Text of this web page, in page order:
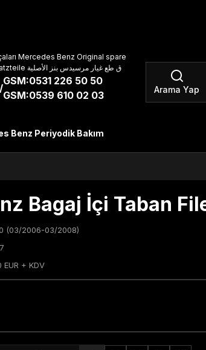
Mercedes Benz Original spare
parts Mercedes-Benz Original-Ersatzteile ق طع غيار مرسيدس بنز الأصلية
/
GSM:0531 226 50 50
GSM:0539 610 02 03
Arama Yap
Benz Periyodik Bakım
Bagaj İçi Taban
(03/2006-03/2008)
EUR + KDV